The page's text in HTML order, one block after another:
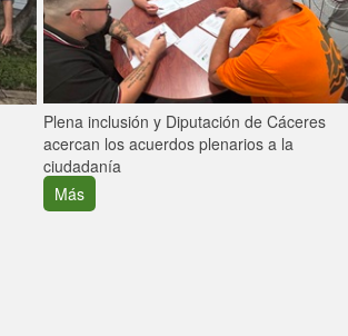
Plena inclusión y Diputación de Cáceres
acercan los acuerdos plenarios a la
ciudadanía
Más